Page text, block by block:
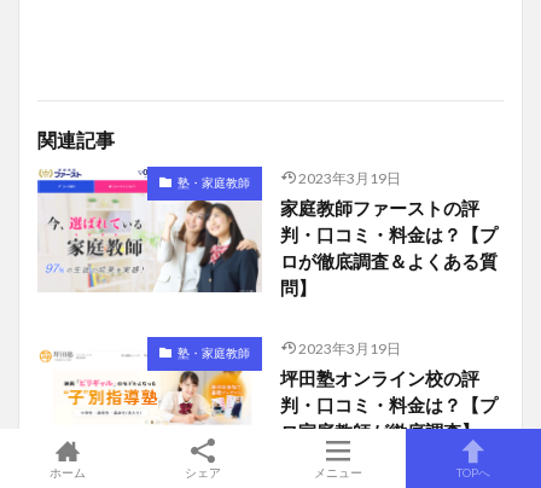
関連記事
塾・家庭教師 2023年3月19日
家庭教師ファーストの評
判・口コミ・料金は？【プ
ロが徹底調査＆よくある質
問】
塾・家庭教師 2023年3月19日
坪田塾オンライン校の評
判・口コミ・料金は？【プ
ロ家庭教師が徹底調査】
ホーム シェア メニュー TOPへ